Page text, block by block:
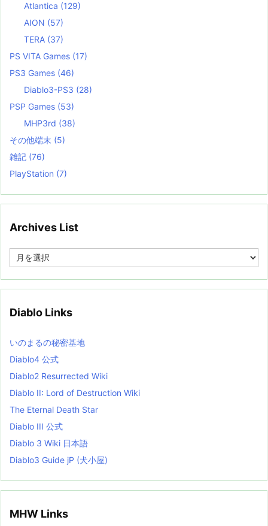
Atlantica (129)
AION (57)
TERA (37)
PS VITA Games (17)
PS3 Games (46)
Diablo3-PS3 (28)
PSP Games (53)
MHP3rd (38)
その他端末 (5)
雑記 (76)
PlayStation (7)
Archives List
e
i
s
t
Diablo Links
いのまるの秘密基地
Diablo4 公式
Diablo2 Resurrected Wiki
Diablo II: Lord of Destruction Wiki
The Eternal Death Star
Diablo III 公式
Diablo 3 Wiki 日本語
Diablo3 Guide jP (犬小屋)
MHW Links